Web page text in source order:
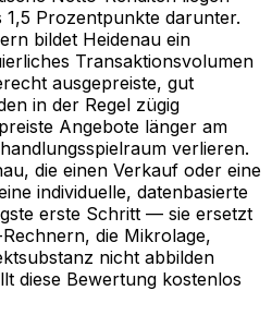
Prozentpunkte darunter.
bildet Heidenau ein
Transaktionsvolumen
ausgepreiste, gut
in der Regel zügig
Angebote länger am
verlieren.
die einen Verkauf oder eine
individuelle, datenbasierte
erste Schritt — sie ersetzt
die Mikrolage,
nicht abbilden
diese Bewertung kostenlos